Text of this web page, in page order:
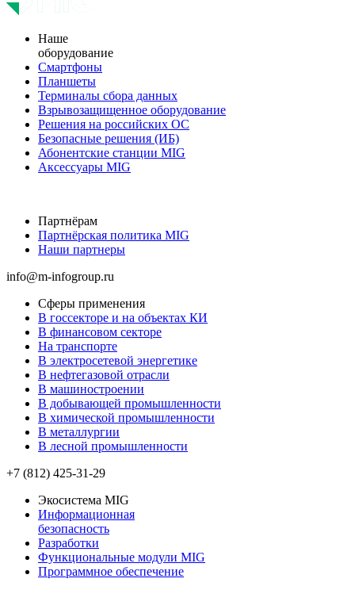
Наше
оборудование
Смартфоны
Планшеты
Терминалы сбора данных
Взрывозащищенное оборудование
Решения на российских ОС
Безопасные решения (ИБ)
Абонентские станции MIG
Аксессуары MIG
Партнёрам
Партнёрская политика MIG
Наши партнеры
info@m-infogroup.ru
Сферы применения
В госсекторе и на объектах КИ
В финансовом секторе
На транспорте
В электросетевой энергетике
В нефтегазовой отрасли
В машиностроении
В добывающей промышленности
В химической промышленности
В металлургии
В лесной промышленности
+7 (812) 425-31-29
Экосистема MIG
Информационная
безопасность
Разработки
Функциональные модули MIG
Программное обеспечение